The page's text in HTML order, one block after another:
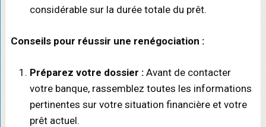
considérable sur la durée totale du prêt.
Conseils pour réussir une renégociation :
Préparez votre dossier :Avant de contacter
votre banque, rassemblez toutes les informations
pertinentes sur votre situation financière et votre
prêt actuel.